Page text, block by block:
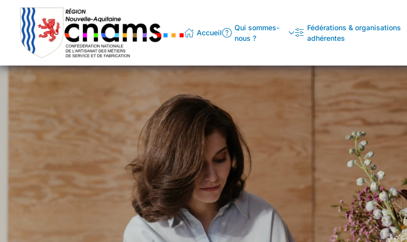
Passer au contenu principal Accueil
Qui sommes-
nous ?
Fédérations & organisations
adhérentes
Fédérer
Autour des valeurs de l'artisanat, la
proximité, l'excellence et la
transmission des savoir-faire.